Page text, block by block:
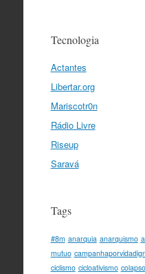
Tecnologia
Actantes
Libertar.org
Mariscotr0n
Rádio Livre
Riseup
Saravá
Tags
#8m anarquia anarquismo
mutuo
ciclismo cicloativismo colapso